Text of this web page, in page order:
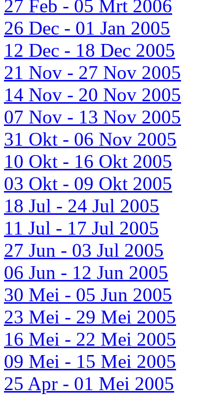
27 Feb - 05 Mrt 2006
26 Dec - 01 Jan 2005
12 Dec - 18 Dec 2005
21 Nov - 27 Nov 2005
14 Nov - 20 Nov 2005
07 Nov - 13 Nov 2005
31 Okt - 06 Nov 2005
10 Okt - 16 Okt 2005
03 Okt - 09 Okt 2005
18 Jul - 24 Jul 2005
11 Jul - 17 Jul 2005
27 Jun - 03 Jul 2005
06 Jun - 12 Jun 2005
30 Mei - 05 Jun 2005
23 Mei - 29 Mei 2005
16 Mei - 22 Mei 2005
09 Mei - 15 Mei 2005
25 Apr - 01 Mei 2005